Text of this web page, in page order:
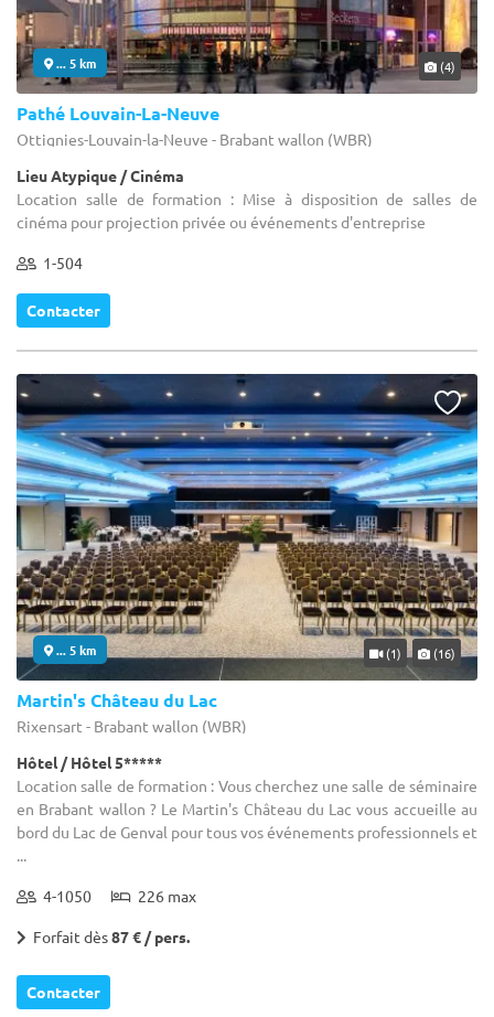
... 5 km (4)
Pathé Louvain-La-Neuve
Ottignies-Louvain-la-Neuve - Brabant wallon (WBR)
Lieu Atypique / Cinéma
Location salle de formation : Mise à disposition de salles de
cinéma pour projection privée ou événements d'entreprise
1-504
Contacter
... 5 km (1) (16)
Martin's Château du Lac
Rixensart - Brabant wallon (WBR)
Hôtel / Hôtel 5*****
Location salle de formation : Vous cherchez une salle de séminaire
en Brabant wallon ? Le Martin's Château du Lac vous accueille au
bord du Lac de Genval pour tous vos événements professionnels et
...
4-1050 226 max
Forfait dès87 € / pers.
Contacter